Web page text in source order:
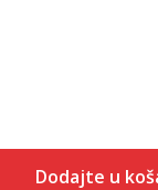
Dodajte u